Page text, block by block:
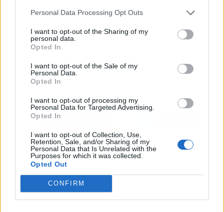
Personal Data Processing Opt Outs
I want to opt-out of the Sharing of my
personal data.
Opted In
I want to opt-out of the Sale of my
Personal Data.
Opted In
I want to opt-out of processing my
Personal Data for Targeted Advertising.
Opted In
I want to opt-out of Collection, Use,
Retention, Sale, and/or Sharing of my
Personal Data that Is Unrelated with the
Purposes for which it was collected.
Opted Out
CONFIRM
¿Nos afecta o es solo un meme?Si funciona, será el
Artículo anterior
Resultados del sorteo de
la Bonoloto del 12 de
mayo
Nuestra Señora de
Fátima, santoral del 13